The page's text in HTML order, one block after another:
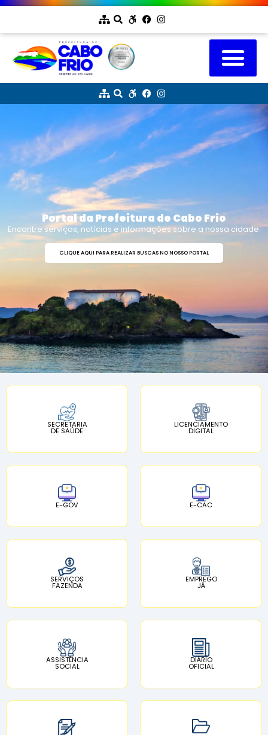
Portal da Prefeitura de Cabo Frio
Encontre serviços, notícias e informações sobre a nossa cidade.
CLIQUE AQUI PARA REALIZAR BUSCAS NO NOSSO PORTAL
SECRETARIA
DE SAÚDE
LICENCIAMENTO
DIGITAL
E-GOV E-CAC
SERVIÇOS
FAZENDA
EMPREGO
JÁ
ASSISTÊNCIA
SOCIAL
DIÁRIO
OFICIAL